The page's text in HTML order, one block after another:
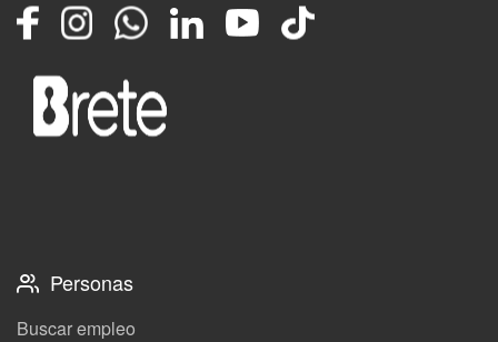
FacebookInstagramWhatsappLinkedInYouTube
TikTok
Personas
Buscar empleo